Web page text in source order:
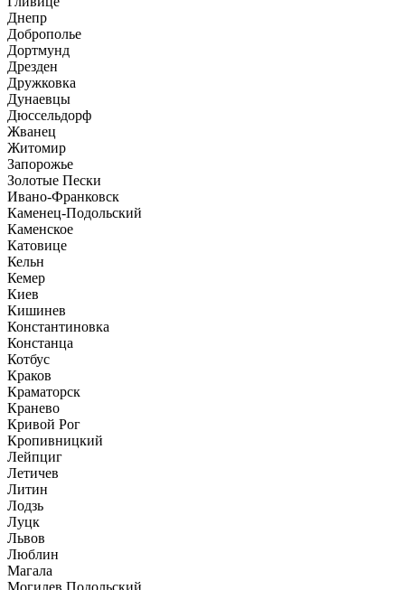
Днепр
Доброполье
Дортмунд
Дрезден
Дружковка
Дунаевцы
Дюссельдорф
Жванец
Житомир
Запорожье
Золотые Пески
Ивано-Франковск
Каменец-Подольский
Каменское
Катовице
Кельн
Кемер
Киев
Кишинев
Константиновка
Констанца
Котбус
Краков
Краматорск
Кранево
Кривой Рог
Кропивницкий
Лейпциг
Летичев
Литин
Лодзь
Луцк
Львов
Люблин
Магала